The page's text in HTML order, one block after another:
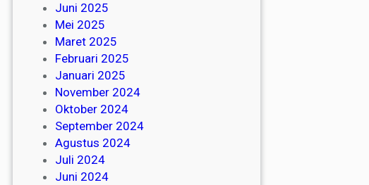
Juni 2025
Mei 2025
Maret 2025
Februari 2025
Januari 2025
November 2024
Oktober 2024
September 2024
Agustus 2024
Juli 2024
Juni 2024